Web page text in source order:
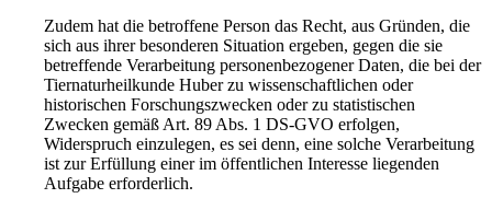
Zudem hat die betroffene Person das Recht, aus Gründen, die
sich aus ihrer besonderen Situation ergeben, gegen die sie
betreffende Verarbeitung personenbezogener Daten, die bei der
Tiernaturheilkunde Huber zu wissenschaftlichen oder
historischen Forschungszwecken oder zu statistischen
Zwecken gemäß Art. 89 Abs. 1 DS-GVO erfolgen,
Widerspruch einzulegen, es sei denn, eine solche Verarbeitung
ist zur Erfüllung einer im öffentlichen Interesse liegenden
Aufgabe erforderlich.